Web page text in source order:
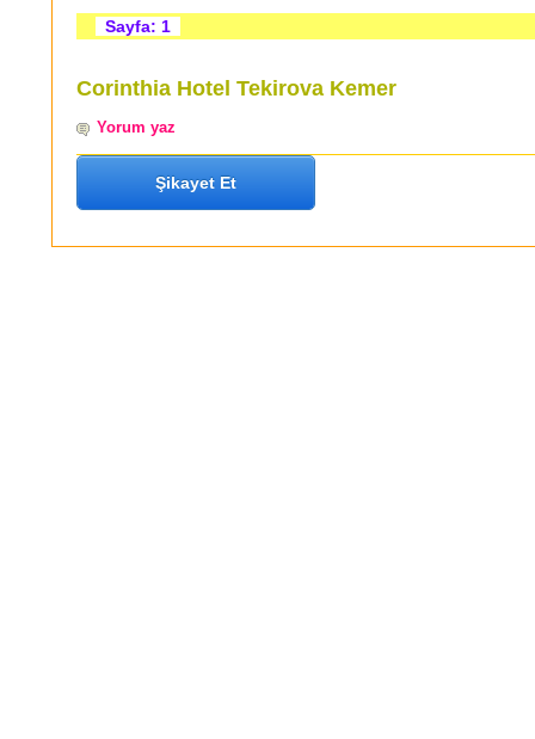
Sayfa: 1
Corinthia Hotel Tekirova Kemer
Yorum yaz
Şikayet Et